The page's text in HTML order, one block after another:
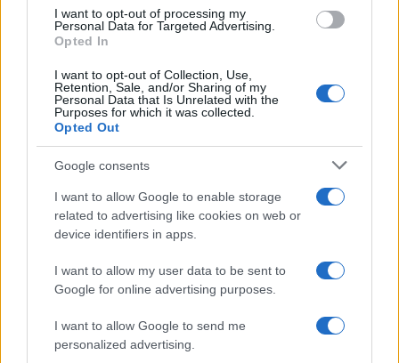
I want to opt-out of processing my
Personal Data for Targeted Advertising.
Opted In
I want to opt-out of Collection, Use,
Retention, Sale, and/or Sharing of my
Personal Data that Is Unrelated with the
Purposes for which it was collected.
Opted Out
Google consents
I want to allow Google to enable storage
related to advertising like cookies on web or
device identifiers in apps.
I want to allow my user data to be sent to
Google for online advertising purposes.
I want to allow Google to send me
personalized advertising.
ICA Milano presenta mostre, concerti e letture per
Matteo Pellegrino · 6 Ago 2026